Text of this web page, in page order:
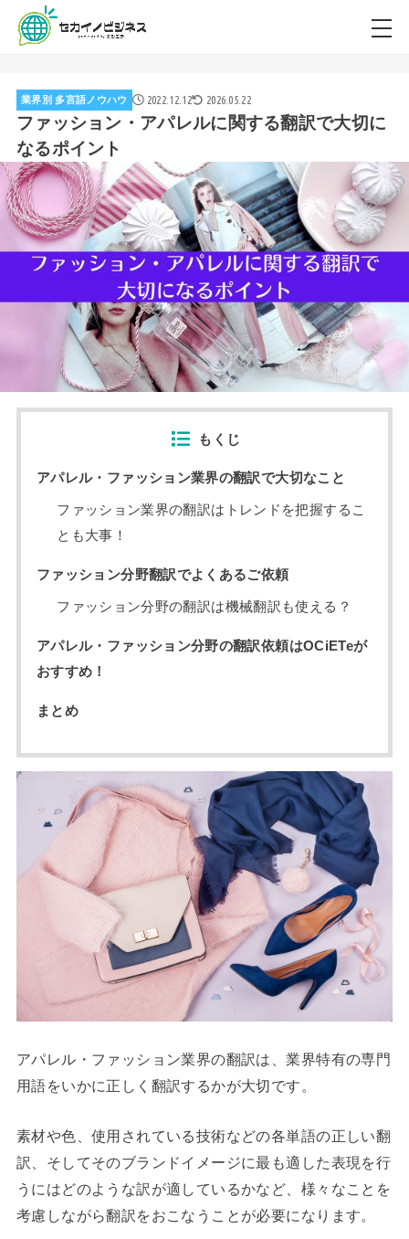
業界別 多言語ノウハウ 2022.12.12 2026.05.22
ファッション・アパレルに関する翻訳で大切に
なるポイント
もくじ
アパレル・ファッション業界の翻訳で大切なこと
ファッション業界の翻訳はトレンドを把握するこ
とも大事！
ファッション分野翻訳でよくあるご依頼
ファッション分野の翻訳は機械翻訳も使える？
アパレル・ファッション分野の翻訳依頼はOCiETeが
おすすめ！
まとめ
アパレル・ファッション業界の翻訳は、業界特有の専門
用語をいかに正しく翻訳するかが大切です。
素材や色、使用されている技術などの各単語の正しい翻
訳、そしてそのブランドイメージに最も適した表現を行
うにはどのような訳が適しているかなど、様々なことを
考慮しながら翻訳をおこなうことが必要になります。